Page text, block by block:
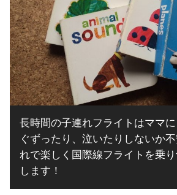
長時間の子連れフライトはママ
ぐずったり、泣いたりしないか
れで楽しく国際線フライトを乗
します！